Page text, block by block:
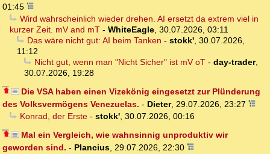
01:45
Wird wahrscheinlich wieder drehen. AI ersetzt da extrem viel in
kurzer Zeit. mV and mT - WhiteEagle, 30.07.2026, 03:11
Das wäre nicht gut: AI beim Tanken - stokk', 30.07.2026,
11:12
Nicht gut, wenn man "Nicht Sicher" ist mV oT- day-trader,
30.07.2026, 19:28
Die VSA haben einen Vizekönig eingesetzt zur Plünderung
des Volksvermögens Venezuelas. - Dieter, 29.07.2026, 23:27
Konrad, der Erste- stokk', 30.07.2026, 00:16
Mal ein Vergleich, wie wahnsinnig unproduktiv wir
geworden sind. - Plancius, 29.07.2026, 22:30